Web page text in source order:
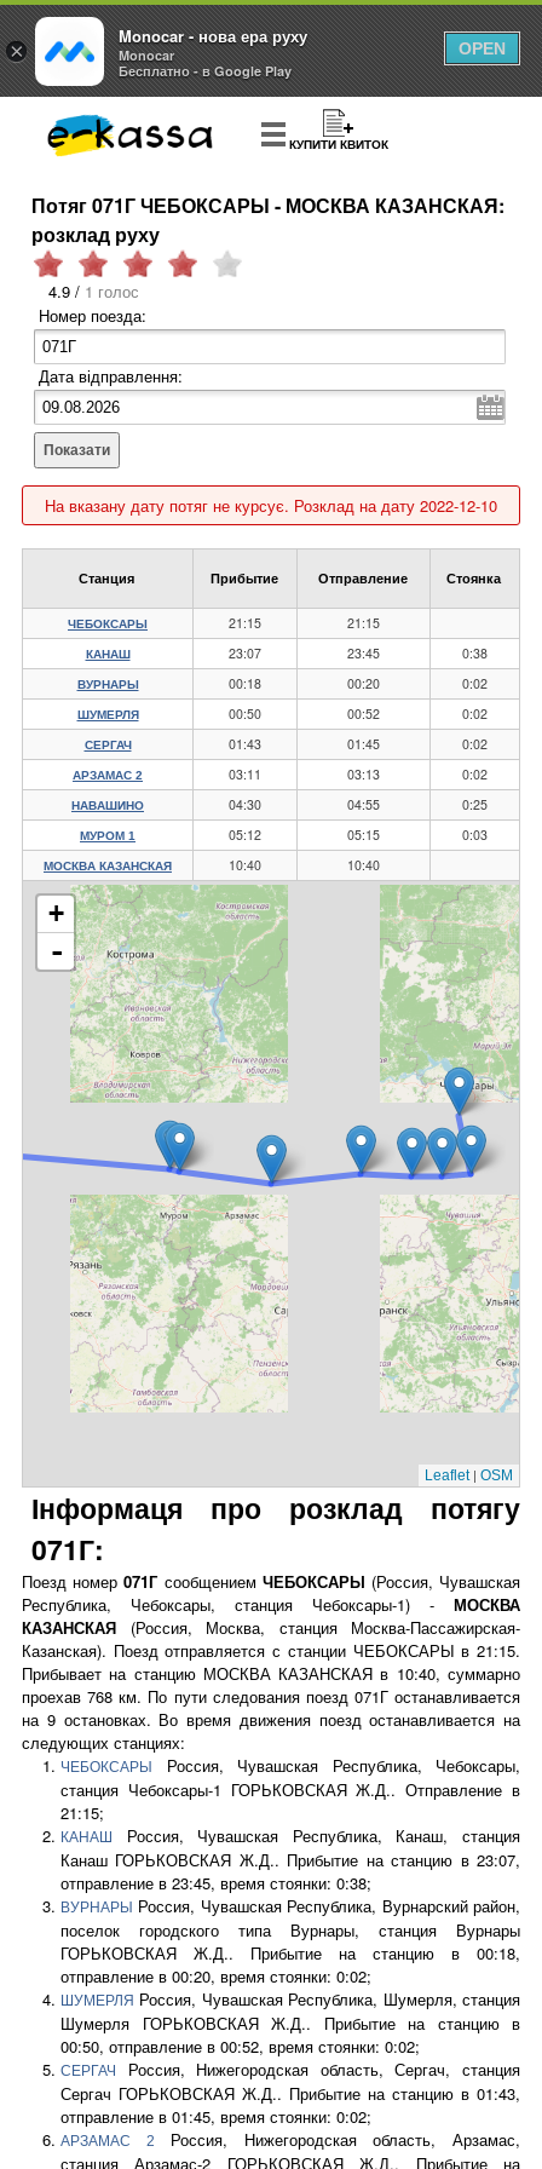
КУПИТИ КВИТОК
Потяг 071Г ЧЕБОКСАРЫ - МОСКВА КАЗАНСКАЯ:
розклад руху
4.9 / 1 голос
Номер поезда:
Дата відправлення:
Показати
На вказану дату потяг не курсує. Розклад на дату 2022-12-10
Станция Прибытие Отправление Стоянка
ЧЕБОКСАРЫ 21:15 21:15
КАНАШ 23:07 23:45 0:38
ВУРНАРЫ 00:18 00:20 0:02
ШУМЕРЛЯ 00:50 00:52 0:02
СЕРГАЧ 01:43 01:45 0:02
АРЗАМАС 2 03:11 03:13 0:02
НАВАШИНО 04:30 04:55 0:25
МУРОМ 1 05:12 05:15 0:03
МОСКВА КАЗАНСКАЯ 10:40 10:40
+
-
Leaflet| OSM
Інформаця про розклад потягу
071Г:
Поезд номер071Гсообщением ЧЕБОКСАРЫ (Россия, Чувашская
Республика, Чебоксары, станция Чебоксары-1) - МОСКВА
КАЗАНСКАЯ (Россия, Москва, станция Москва-Пассажирская-
Казанская). Поезд отправляется с станции ЧЕБОКСАРЫ в 21:15.
Прибывает на станцию МОСКВА КАЗАНСКАЯ в 10:40, суммарно
проехав 768 км. По пути следования поезд 071Г останавливается
на 9 остановках. Во время движения поезд останавливается на
следующих станциях:
ЧЕБОКСАРЫ
Россия, Чувашская Республика, Чебоксары,
станция Чебоксары-1 ГОРЬКОВСКАЯ Ж.Д.. Отправление в
21:15;
КАНАШ
Россия, Чувашская Республика, Канаш, станция
Канаш ГОРЬКОВСКАЯ Ж.Д.. Прибытие на станцию в 23:07,
отправление в 23:45, время стоянки: 0:38;
ВУРНАРЫ Россия, Чувашская Республика, Вурнарский район,
поселок городского типа Вурнары, станция Вурнары
ГОРЬКОВСКАЯ Ж.Д.. Прибытие на станцию в 00:18,
отправление в 00:20, время стоянки: 0:02;
ШУМЕРЛЯ Россия, Чувашская Республика, Шумерля, станция
Шумерля ГОРЬКОВСКАЯ Ж.Д.. Прибытие на станцию в
00:50, отправление в 00:52, время стоянки: 0:02;
СЕРГАЧ
Россия, Нижегородская область, Сергач, станция
Сергач ГОРЬКОВСКАЯ Ж.Д.. Прибытие на станцию в 01:43,
отправление в 01:45, время стоянки: 0:02;
АРЗАМАС 2
Россия, Нижегородская область, Арзамас,
станция Арзамас-2 ГОРЬКОВСКАЯ Ж.Д.. Прибытие на
×
Monocar - нова ера руху
Monocar
Бесплатно - в Google Play
OPEN